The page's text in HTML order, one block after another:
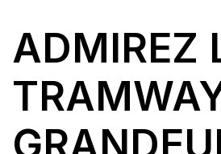
ADMIREZ